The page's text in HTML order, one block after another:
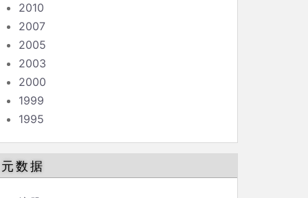
2010
2007
2005
2003
2000
1999
1995
元数据